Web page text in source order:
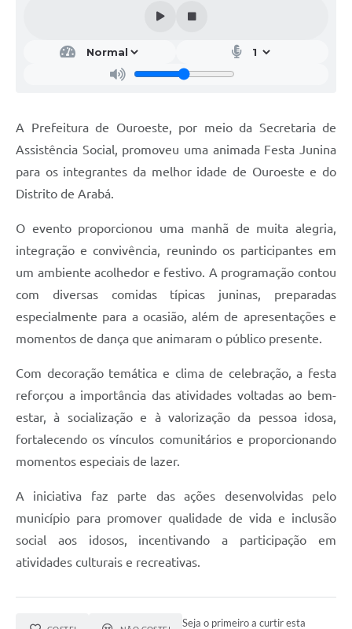
A Prefeitura de Ouroeste, por meio da Secretaria de
Assistência Social, promoveu uma animada Festa Junina
para os integrantes da melhor idade de Ouroeste e do
Distrito de Arabá.
O evento proporcionou uma manhã de muita alegria,
integração e convivência, reunindo os participantes em
um ambiente acolhedor e festivo. A programação contou
com diversas comidas típicas juninas, preparadas
especialmente para a ocasião, além de apresentações e
momentos de dança que animaram o público presente.
Com decoração temática e clima de celebração, a festa
reforçou a importância das atividades voltadas ao bem-
estar, à socialização e à valorização da pessoa idosa,
fortalecendo os vínculos comunitários e proporcionando
momentos especiais de lazer.
A iniciativa faz parte das ações desenvolvidas pelo
município para promover qualidade de vida e inclusão
social aos idosos, incentivando a participação em
atividades culturais e recreativas.
Seja o primeiro a curtir esta